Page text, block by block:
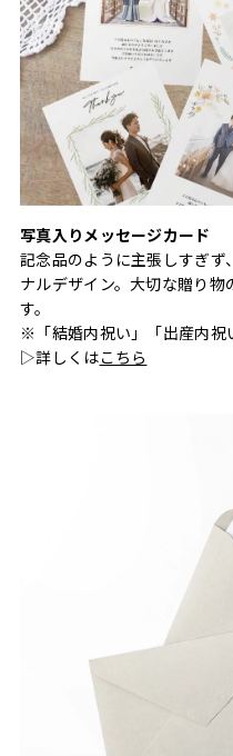
写真入りメッセージカード
記念品のように主張しすぎ
ナルデザイン。大切な贈り
す。
※「結婚内祝い」「出産内祝
▷詳しくはこちら